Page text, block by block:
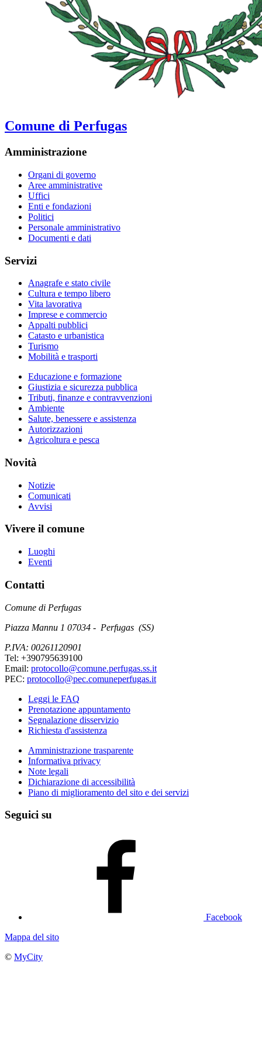
Comune di Perfugas
Amministrazione
Organi di governo
Aree amministrative
Uffici
Enti e fondazioni
Politici
Personale amministrativo
Documenti e dati
Servizi
Anagrafe e stato civile
Cultura e tempo libero
Vita lavorativa
Imprese e commercio
Appalti pubblici
Catasto e urbanistica
Turismo
Mobilità e trasporti
Educazione e formazione
Giustizia e sicurezza pubblica
Tributi, finanze e contravvenzioni
Ambiente
Salute, benessere e assistenza
Autorizzazioni
Agricoltura e pesca
Novità
Notizie
Comunicati
Avvisi
Vivere il comune
Luoghi
Eventi
Contatti
Comune di Perfugas
Piazza Mannu 1 07034 - Perfugas (SS)
P.IVA: 00261120901
Tel: +390795639100
Email: protocollo@comune.perfugas.ss.it
PEC: protocollo@pec.comuneperfugas.it
Leggi le FAQ
Prenotazione appuntamento
Segnalazione disservizio
Richiesta d'assistenza
Amministrazione trasparente
Informativa privacy
Note legali
Dichiarazione di accessibilità
Piano di miglioramento del sito e dei servizi
Seguici su
Facebook
Mappa del sito
© MyCity